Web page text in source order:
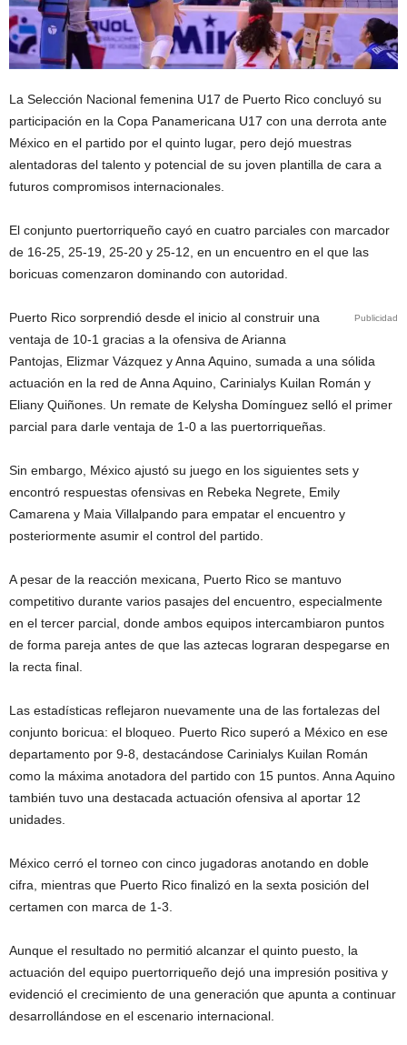
La Selección Nacional femenina U17 de Puerto Rico concluyó su
participación en la Copa Panamericana U17 con una derrota ante
México en el partido por el quinto lugar, pero dejó muestras
alentadoras del talento y potencial de su joven plantilla de cara a
futuros compromisos internacionales.
El conjunto puertorriqueño cayó en cuatro parciales con marcador
de 16-25, 25-19, 25-20 y 25-12, en un encuentro en el que las
boricuas comenzaron dominando con autoridad.
Publicidad
Puerto Rico sorprendió desde el inicio al construir una
ventaja de 10-1 gracias a la ofensiva de Arianna
Pantojas, Elizmar Vázquez y Anna Aquino, sumada a una sólida
actuación en la red de Anna Aquino, Carinialys Kuilan Román y
Eliany Quiñones. Un remate de Kelysha Domínguez selló el primer
parcial para darle ventaja de 1-0 a las puertorriqueñas.
Sin embargo, México ajustó su juego en los siguientes sets y
encontró respuestas ofensivas en Rebeka Negrete, Emily
Camarena y Maia Villalpando para empatar el encuentro y
posteriormente asumir el control del partido.
A pesar de la reacción mexicana, Puerto Rico se mantuvo
competitivo durante varios pasajes del encuentro, especialmente
en el tercer parcial, donde ambos equipos intercambiaron puntos
de forma pareja antes de que las aztecas lograran despegarse en
la recta final.
Las estadísticas reflejaron nuevamente una de las fortalezas del
conjunto boricua: el bloqueo. Puerto Rico superó a México en ese
departamento por 9-8, destacándose Carinialys Kuilan Román
como la máxima anotadora del partido con 15 puntos. Anna Aquino
también tuvo una destacada actuación ofensiva al aportar 12
unidades.
México cerró el torneo con cinco jugadoras anotando en doble
cifra, mientras que Puerto Rico finalizó en la sexta posición del
certamen con marca de 1-3.
Aunque el resultado no permitió alcanzar el quinto puesto, la
actuación del equipo puertorriqueño dejó una impresión positiva y
evidenció el crecimiento de una generación que apunta a continuar
desarrollándose en el escenario internacional.